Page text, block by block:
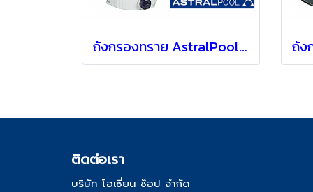
ถังกรองทราย AstralPool รุ่น Cantabric แบบ Top mount [ 24" ]
ติดต่อเรา
บริษัท โอเชี่ยน ช็อป จำกัด